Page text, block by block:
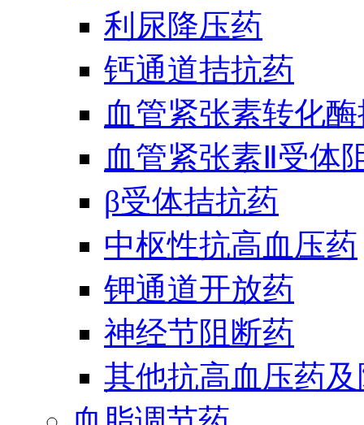
利尿降压药
钙通道拮抗药
血管紧张素转化
血管紧张素Ⅱ受体
β受体拮抗药
中枢性抗高血压药
钾通道开放药
神经节阻断药
其他抗高血压药